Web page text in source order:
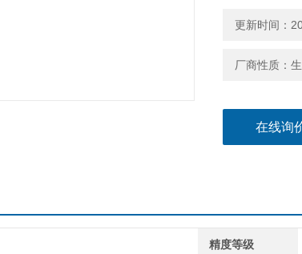
更新时间：
厂商性质：
在线询
精度等级